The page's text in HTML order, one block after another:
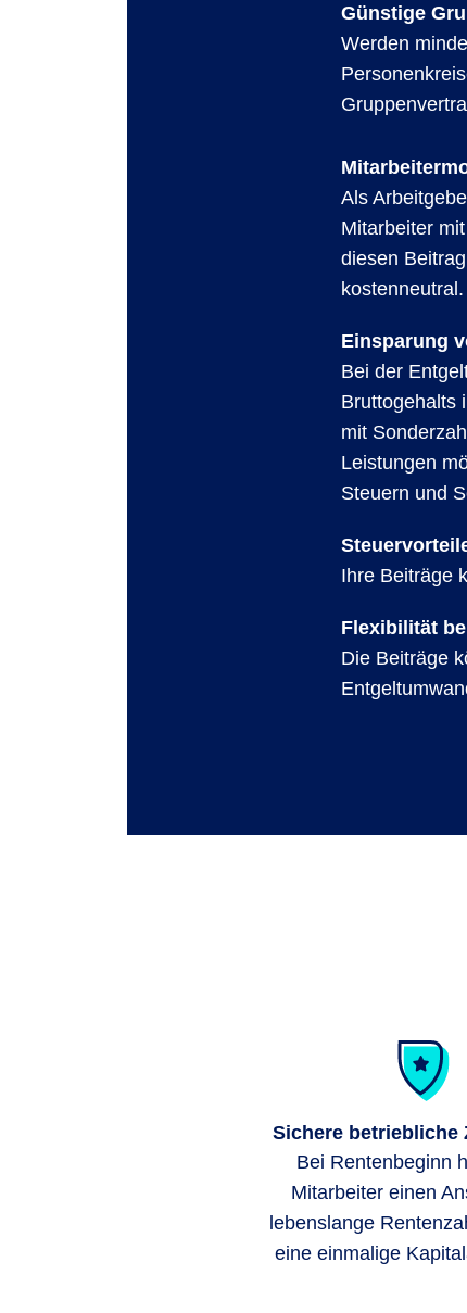
Günstige
Werden
Als
Mitarbeiter
diesen
kostenneutral.
Einsparung
Bei der
Bruttogehalts
mit
Leistungen
Steuern und
Ihre Beiträge
Flexibilität
Die Beiträge
Sichere betriebliche
Bei Rentenbeginn
Mitarbeiter einen
lebenslange
eine einmalige